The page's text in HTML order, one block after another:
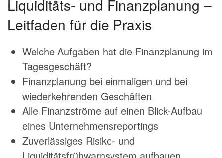
Liquiditäts- und Finanzplanung –
Leitfaden für die Praxis
Welche Aufgaben hat die Finanzplanung im
Tagesgeschäft?
Finanzplanung bei einmaligen und bei
wiederkehrenden Geschäften
Alle Finanzströme auf einen Blick-Aufbau
eines Unternehmensreportings
Zuverlässiges Risiko- und